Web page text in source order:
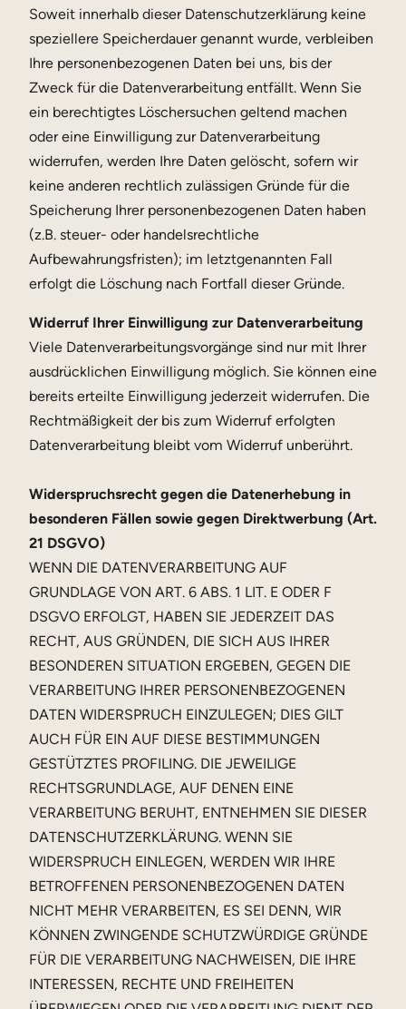
Soweit innerhalb dieser Datenschutzerklärung keine
speziellere Speicherdauer genannt wurde, verbleiben
Ihre personenbezogenen Daten bei uns, bis der
Zweck für die Datenverarbeitung entfällt. Wenn Sie
ein berechtigtes Löschersuchen geltend machen
oder eine Einwilligung zur Datenverarbeitung
widerrufen, werden Ihre Daten gelöscht, sofern wir
keine anderen rechtlich zulässigen Gründe für die
Speicherung Ihrer personenbezogenen Daten haben
(z.B. steuer- oder handelsrechtliche
Aufbewahrungsfristen); im letztgenannten Fall
erfolgt die Löschung nach Fortfall dieser Gründe.
Widerruf Ihrer Einwilligung zur Datenverarbeitung
Viele Datenverarbeitungsvorgänge sind nur mit Ihrer
ausdrücklichen Einwilligung möglich. Sie können eine
bereits erteilte Einwilligung jederzeit widerrufen. Die
Rechtmäßigkeit der bis zum Widerruf erfolgten
Datenverarbeitung bleibt vom Widerruf unberührt.
Widerspruchsrecht gegen die Datenerhebung in
besonderen Fällen sowie gegen Direktwerbung (Art.
21 DSGVO)
WENN DIE DATENVERARBEITUNG AUF
GRUNDLAGE VON ART. 6 ABS. 1 LIT. E ODER F
DSGVO ERFOLGT, HABEN SIE JEDERZEIT DAS
RECHT, AUS GRÜNDEN, DIE SICH AUS IHRER
BESONDEREN SITUATION ERGEBEN, GEGEN DIE
VERARBEITUNG IHRER PERSONENBEZOGENEN
DATEN WIDERSPRUCH EINZULEGEN; DIES GILT
AUCH FÜR EIN AUF DIESE BESTIMMUNGEN
GESTÜTZTES PROFILING. DIE JEWEILIGE
RECHTSGRUNDLAGE, AUF DENEN EINE
VERARBEITUNG BERUHT, ENTNEHMEN SIE DIESER
DATENSCHUTZERKLÄRUNG. WENN SIE
WIDERSPRUCH EINLEGEN, WERDEN WIR IHRE
BETROFFENEN PERSONENBEZOGENEN DATEN
NICHT MEHR VERARBEITEN, ES SEI DENN, WIR
KÖNNEN ZWINGENDE SCHUTZWÜRDIGE GRÜNDE
FÜR DIE VERARBEITUNG NACHWEISEN, DIE IHRE
INTERESSEN, RECHTE UND FREIHEITEN